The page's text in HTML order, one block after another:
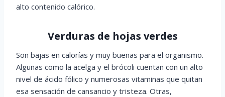
alto contenido calórico.
Verduras de hojas verdes
Son bajas en calorías y muy buenas para el organismo.
Algunas como la acelga y el brócoli cuentan con un alto
nivel de ácido fólico y numerosas vitaminas que quitan
esa sensación de cansancio y tristeza. Otras,